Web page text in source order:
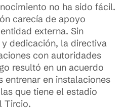
no ha sido fácil.
carecía de apoyo
externa. Sin
dedicación, la directiva
con autoridades
resultó en un acuerdo
entrenar en instalaciones
que tiene el estadio
Tircio.